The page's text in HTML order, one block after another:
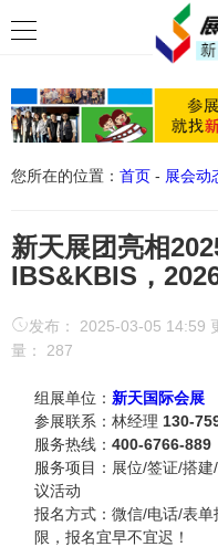
您所在的位置： 首页 - 展会动
新天展团亮相
IBS&KBIS，
发布： 2025-03-05 14:59
量： 287
组展单位： 新天国际会展
参展联系：林经理 130-
服务热线：400-6766-889
服务项目：展位/签证/搭
议活动
报名方式：微信/电话/表
限，报名宜早不宜迟！